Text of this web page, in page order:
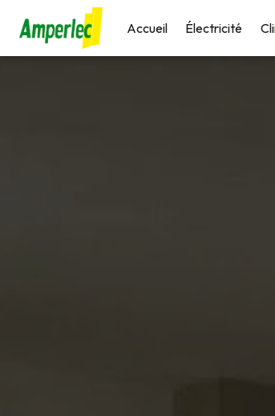
Accueil Électricité
Panneau de gestion des cookies